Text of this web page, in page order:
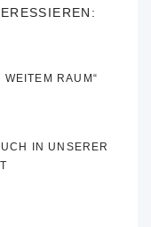
RAUM“
IN UNSERER